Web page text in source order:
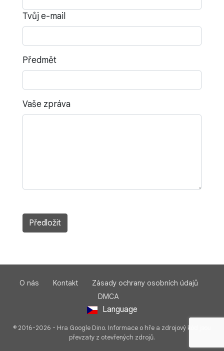
Tvůj e-mail
Předmět
Vaše zpráva
Předložit
O nás Kontakt
Zásady ochrany osobních údajů
DMCA
Language
© 2016-2026 - Hra Google Dino. Informace o hře a zdrojový kód jsou
převzaty z otevřených zdrojů.